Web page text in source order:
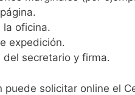
la oficina.
expedición.
del secretario y firma.
puede solicitar online el